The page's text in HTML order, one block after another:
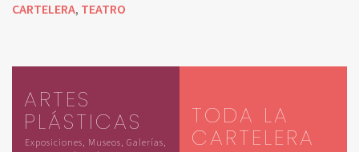
CARTELERA, TEATRO
ARTES
PLÁSTICAS
Exposiciones, Museos, Galerías,
TODA LA
CARTELERA